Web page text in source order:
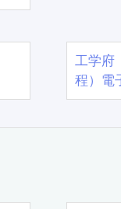
工学
程）電